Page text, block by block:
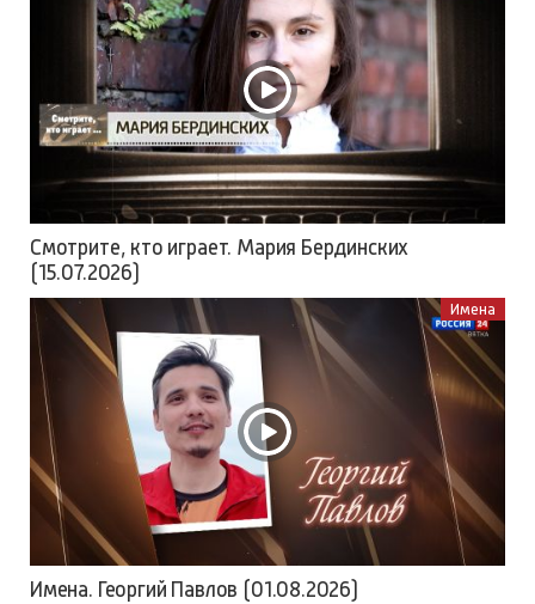
Смотрите, кто играет. Мария Бердинских
(15.07.2026)
Имена
Имена. Георгий Павлов (01.08.2026)